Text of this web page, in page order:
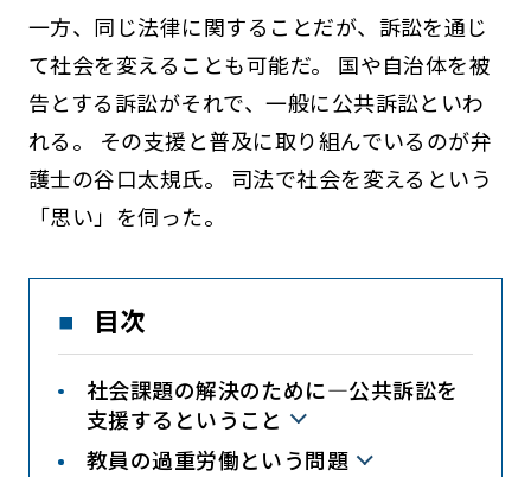
一方、同じ法律に関することだが、訴訟を通じ
て社会を変えることも可能だ。 国や自治体を被
告とする訴訟がそれで、一般に公共訴訟といわ
れる。 その支援と普及に取り組んでいるのが弁
護士の谷口太規氏。 司法で社会を変えるという
「思い」を伺った。
目次
社会課題の解決のために―公共訴訟を
支援するということ
教員の過重労働という問題